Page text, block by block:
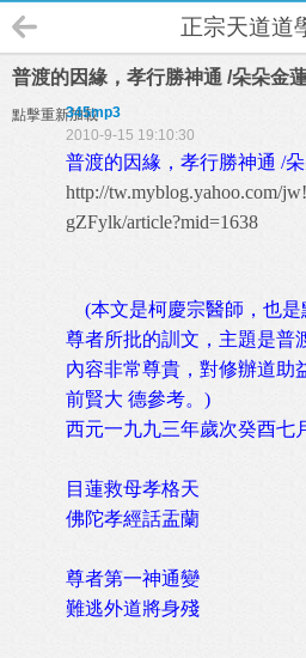
正宗天道道
普渡的因緣，孝行勝神通 /朵朵金
點擊重新加載
345mp3
2010-9-15 19:10:30
普渡的因緣，孝行勝神通 /
http://tw.myblog.yahoo.com/
gZFylk/article?mid=1638
(本文是柯慶宗醫師，也是
尊者所批的訓文，主題是普
內容非常尊貴，對修辦道助
前賢大 德參考。)
西元一九九三年歲次癸酉
目蓮救母孝格天
佛陀孝經話盂蘭
尊者第一神通變
難逃外道將身殘